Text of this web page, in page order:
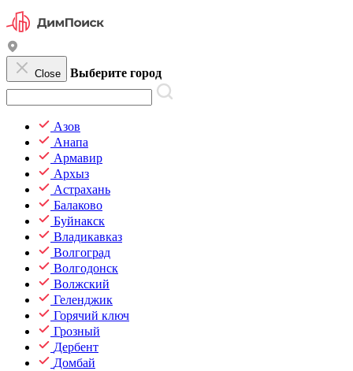
Close Выберите город
Азов
Анапа
Армавир
Архыз
Астрахань
Балаково
Буйнакск
Владикавказ
Волгоград
Волгодонск
Волжский
Геленджик
Горячий ключ
Грозный
Дербент
Домбай